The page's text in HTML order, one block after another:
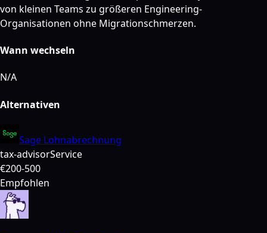
von kleinen Teams zu größeren Engineering-
Organisationen ohne Migrationschmerzen.
Wann wechseln
N/A
Alternativen
Sage Lohnabrechnung
tax-advisorService
€200-500
Empfohlen